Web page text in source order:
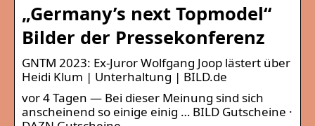
„Germany’s next Topmodel“
Bilder der Pressekonferenz
GNTM 2023: Ex-Juror Wolfgang Joop lästert über
Heidi Klum | Unterhaltung | BILD.de
vor 4 Tagen — Bei dieser Meinung sind sich
anscheinend so einige einig … BILD Gutscheine ·